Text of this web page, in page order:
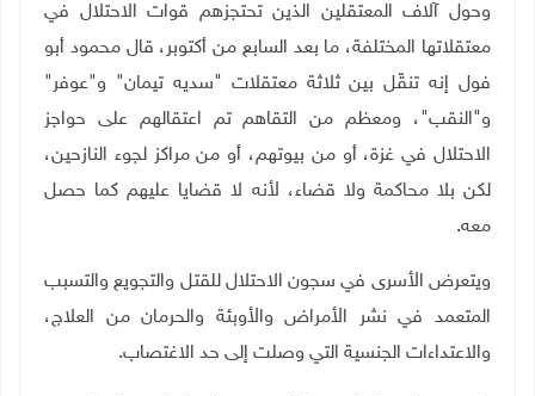
وحول آلاف المعتقلين الذين تحتجزهم قوات الاحتلال في
معتقلاتها المختلفة، ما بعد السابع من أكتوبر، قال محمود أبو
فول إنه تنقّل بين ثلاثة معتقلات "سديه تيمان" و"عوفر"
و"النقب"، ومعظم من التقاهم تم اعتقالهم على حواجز
الاحتلال في غزة، أو من بيوتهم، أو من مراكز لجوء النازحين،
لكن بلا محاكمة ولا قضاء، لأنه لا قضايا عليهم كما حصل
معه.
ويتعرض الأسرى في سجون الاحتلال للقتل والتجويع والتسبب
المتعمد في نشر الأمراض والأوبئة والحرمان من العلاج،
والاعتداءات الجنسية التي وصلت إلى حد الاغتصاب.